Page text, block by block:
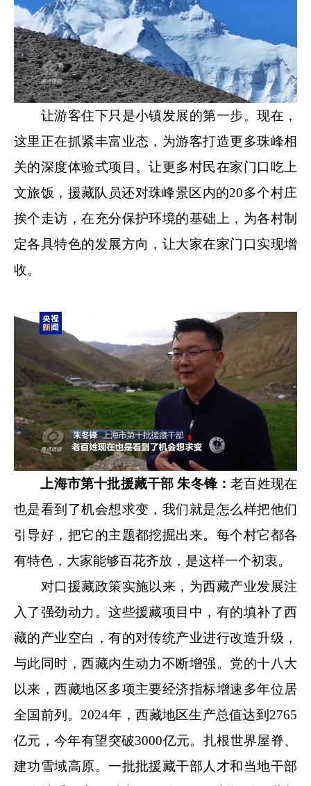
让游客住下只是小镇发展的第一步。现在，
这里正在抓紧丰富业态，为游客打造更多珠峰相
关的深度体验式项目。让更多村民在家门口吃上
文旅饭，援藏队员还对珠峰景区内的20多个村庄
挨个走访，在充分保护环境的基础上，为各村制
定各具特色的发展方向，让大家在家门口实现增
收。
上海市第十批援藏干部 朱冬锋：老百姓现在
也是看到了机会想求变，我们就是怎么样把他们
引导好，把它的主题都挖掘出来。每个村它都各
有特色，大家能够百花齐放，是这样一个初衷。
对口援藏政策实施以来，为西藏产业发展注
入了强劲动力。这些援藏项目中，有的填补了西
藏的产业空白，有的对传统产业进行改造升级，
与此同时，西藏内生动力不断增强。党的十八大
以来，西藏地区多项主要经济指标增速多年位居
全国前列。2024年，西藏地区生产总值达到2765
亿元，今年有望突破3000亿元。扎根世界屋脊、
建功雪域高原。一批批援藏干部人才和当地干部